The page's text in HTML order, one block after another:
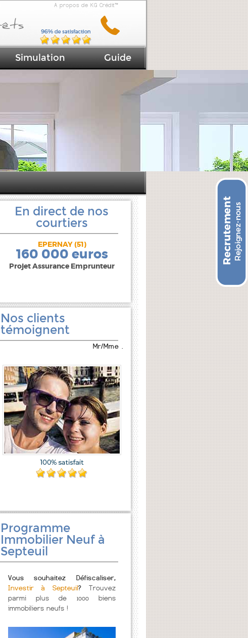
En direct de nos
courtiers
EPERNAY (51)
160 000 euros
Projet Assurance Emprunteur
240 000 euros
Nos clients
témoignent
Mr/Mme .
Programme
Immobilier Neuf à
Septeuil
Vous souhaitez Défiscaliser,
Investir à Septeuil?Trouvez
parmi plus de 1000 biens
immobiliers neufs !
A propos de KG Crédit™
Simulation Guide